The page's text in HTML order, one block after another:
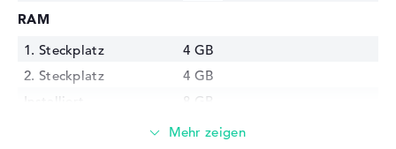
RAM
1. Steckplatz
4 GB
2. Steckplatz
4 GB
Installiert
8 GB